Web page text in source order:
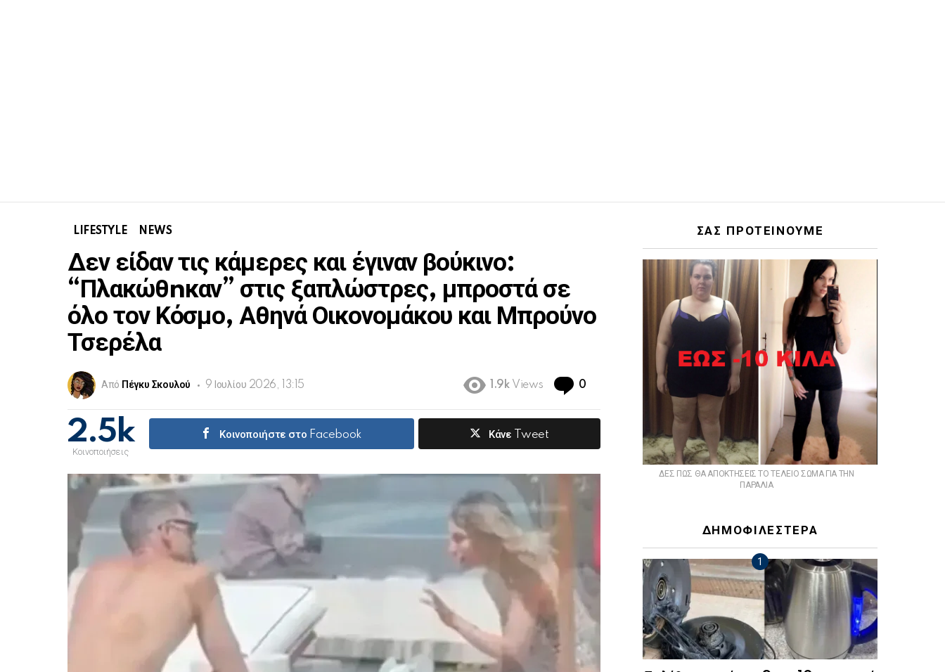
LIFESTYLE NEWS
Δεν είδαν τις κάμερες και έγιναν βούκινο:
“Πλακώθnκαν” στις ξαπλώστρες, μπροστά σε
όλο τον Κόσμο, Αθηνά Οικονομάκου και Μπρούνο
Τσερέλα
Από Πέγκυ Σκουλού 9 Ιουλίου 2026, 13:15 1.9k Views 0
2.5k
Κοινοποιήσεις
Κοινοποιήστε στο Facebook Κάνε Tweet
ΣΑΣ ΠΡΟΤΕΙΝΟΥΜΕ
ΔΕΣ ΠΩΣ ΘΑ ΑΠΟΚΤΗΣΕΙΣ ΤΟ ΤΕΛΕΙΟ ΣΩΜΑ ΓΙΑ ΤΗΝ
ΠΑΡΑΛΙΑ
ΔΗΜΟΦΙΛΕΣΤΕΡΑ